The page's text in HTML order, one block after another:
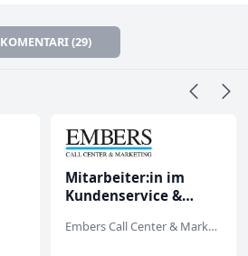
KOMENTARI (29)
Mitarbeiter:in im
Kundenservice &
Embers Call Center & Marketing